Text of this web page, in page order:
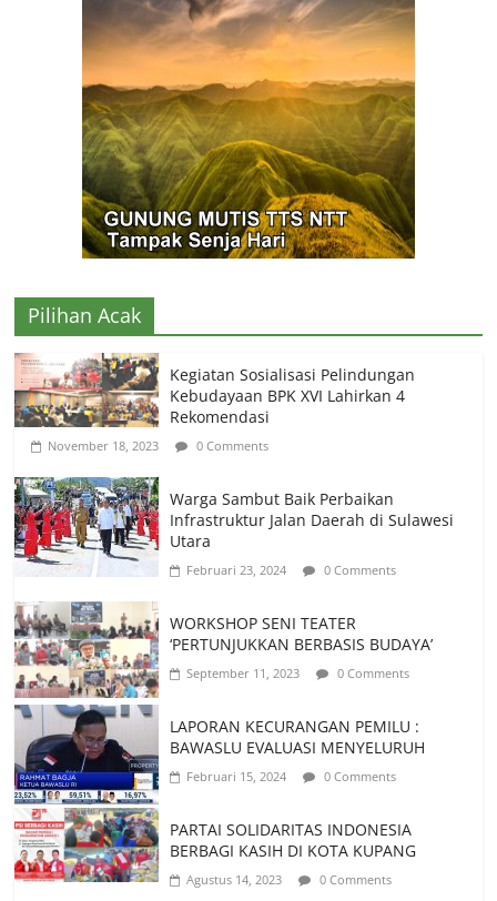
Pilihan Acak
Kegiatan Sosialisasi Pelindungan
Kebudayaan BPK XVI Lahirkan 4
Rekomendasi
November 18, 2023 0 Comments
Warga Sambut Baik Perbaikan
Infrastruktur Jalan Daerah di Sulawesi
Utara
Februari 23, 2024 0 Comments
WORKSHOP SENI TEATER
‘PERTUNJUKKAN BERBASIS BUDAYA’
September 11, 2023 0 Comments
LAPORAN KECURANGAN PEMILU :
BAWASLU EVALUASI MENYELURUH
Februari 15, 2024 0 Comments
PARTAI SOLIDARITAS INDONESIA
BERBAGI KASIH DI KOTA KUPANG
Agustus 14, 2023 0 Comments